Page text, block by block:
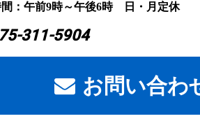
：午前9時～午後6時 日・月定休
311-5904
お問い合わ